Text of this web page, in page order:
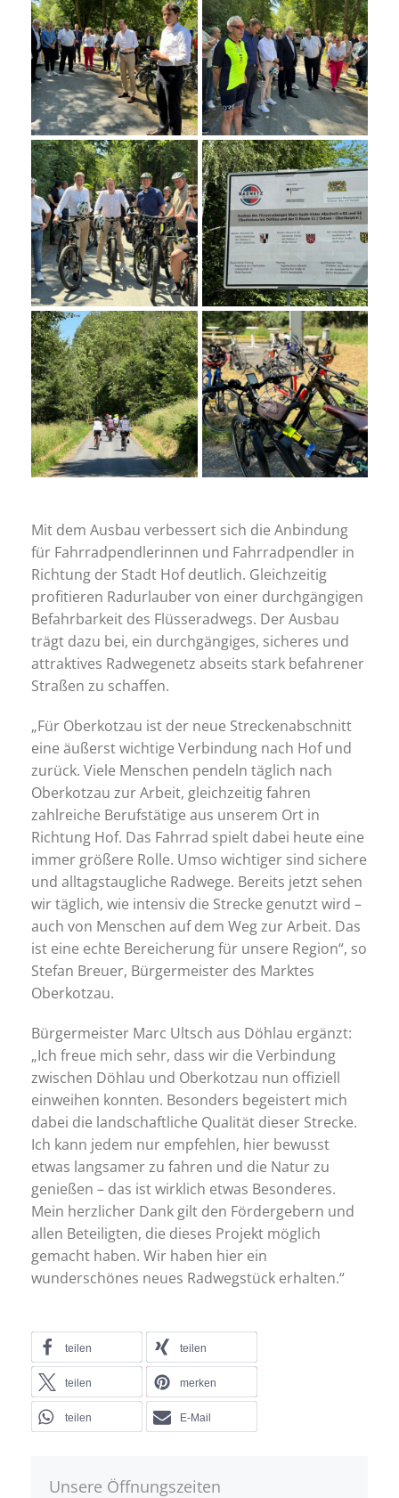
Mit dem Ausbau verbessert sich die Anbindung
für Fahrradpendlerinnen und Fahrradpendler in
Richtung der Stadt Hof deutlich. Gleichzeitig
profitieren Radurlauber von einer durchgängigen
Befahrbarkeit des Flüsseradwegs. Der Ausbau
trägt dazu bei, ein durchgängiges, sicheres und
attraktives Radwegenetz abseits stark befahrener
Straßen zu schaffen.
„Für Oberkotzau ist der neue Streckenabschnitt
eine äußerst wichtige Verbindung nach Hof und
zurück. Viele Menschen pendeln täglich nach
Oberkotzau zur Arbeit, gleichzeitig fahren
zahlreiche Berufstätige aus unserem Ort in
Richtung Hof. Das Fahrrad spielt dabei heute eine
immer größere Rolle. Umso wichtiger sind sichere
und alltagstaugliche Radwege. Bereits jetzt sehen
wir täglich, wie intensiv die Strecke genutzt wird –
auch von Menschen auf dem Weg zur Arbeit. Das
ist eine echte Bereicherung für unsere Region“, so
Stefan Breuer, Bürgermeister des Marktes
Oberkotzau.
Bürgermeister Marc Ultsch aus Döhlau ergänzt:
„Ich freue mich sehr, dass wir die Verbindung
zwischen Döhlau und Oberkotzau nun offiziell
einweihen konnten. Besonders begeistert mich
dabei die landschaftliche Qualität dieser Strecke.
Ich kann jedem nur empfehlen, hier bewusst
etwas langsamer zu fahren und die Natur zu
genießen – das ist wirklich etwas Besonderes.
Mein herzlicher Dank gilt den Fördergebern und
allen Beteiligten, die dieses Projekt möglich
gemacht haben. Wir haben hier ein
wunderschönes neues Radwegstück erhalten.“
teilen teilen
teilen merken
teilen E-Mail
Unsere Öffnungszeiten